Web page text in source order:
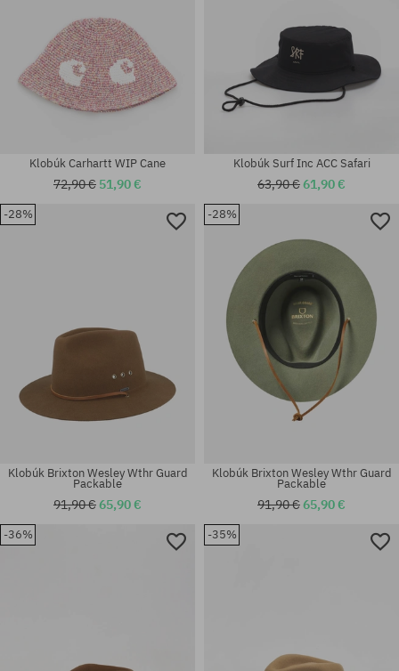
Klobúk Carhartt WIP Cane
72,90 € 51,90 €
Klobúk Surf Inc ACC Safari
63,90 €61,90 €
-28%
Klobúk Brixton Wesley Wthr Guard
Packable
91,90 €65,90 €
-28%
Klobúk Brixton Wesley Wthr Guard
Packable
91,90 €65,90 €
-36% -35%